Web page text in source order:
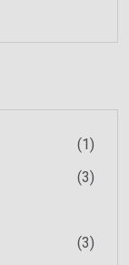
(1)
(3)
(3)